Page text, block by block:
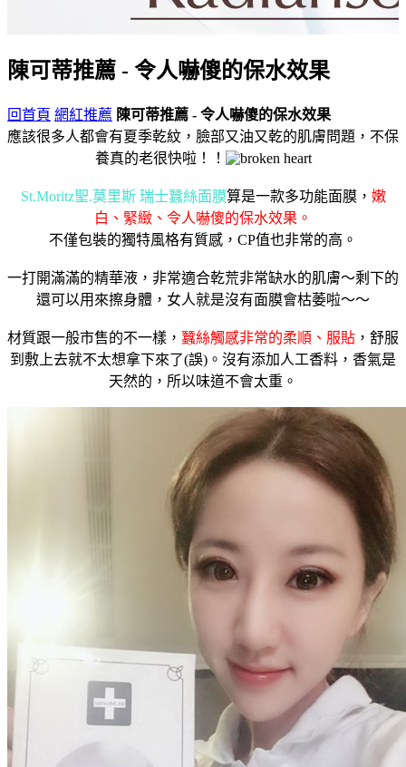
陳可蒂推薦 - 令人嚇傻的保水效果
回首頁 網紅推薦 陳可蒂推薦 - 令人嚇傻的保水效果
應該很多人都會有夏季乾紋，臉部又油又乾的肌膚問題，不保
養真的老很快啦！！
St.Moritz聖.莫里斯 瑞士蠶絲面膜算是一款多功能面膜， 嫩
白、緊緻、令人嚇傻的保水效果。
不僅包裝的獨特風格有質感，CP值也非常的高。
一打開滿滿的精華液，非常適合乾荒非常缺水的肌膚～剩下的
還可以用來擦身體，女人就是沒有面膜會枯萎啦～～
材質跟一般市售的不一樣， 蠶絲觸感非常的柔順、服貼 ，舒服
到敷上去就不太想拿下來了(誤)。沒有添加人工香料，香氣是
天然的，所以味道不會太重。